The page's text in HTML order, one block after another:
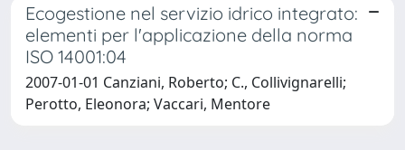
Ecogestione nel servizio idrico integrato:
elementi per l'applicazione della norma
ISO 14001:04
2007-01-01 Canziani, Roberto; C., Collivignarelli;
Perotto, Eleonora; Vaccari, Mentore